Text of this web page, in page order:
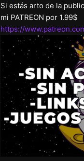
Si estás arto de la
mi PATREON por 1.99$
https://